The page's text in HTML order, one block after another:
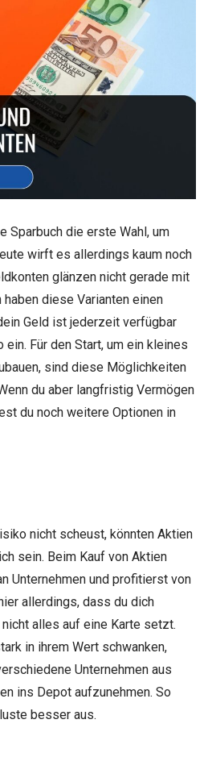
Sparbuch die erste Wahl, um
wirft es allerdings kaum noch
glänzen nicht gerade mit
haben diese Varianten einen
Geld ist jederzeit verfügbar
Für den Start, um ein kleines
sind diese Möglichkeiten
du aber langfristig Vermögen
du noch weitere Optionen in
nicht scheust, könnten Aktien
sein. Beim Kauf von Aktien
Unternehmen und profitierst von
allerdings, dass du dich
alles auf eine Karte setzt.
in ihrem Wert schwanken,
Unternehmen aus
ins Depot aufzunehmen. So
besser aus.